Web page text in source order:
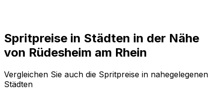
Spritpreise in Städten in der Nähe
von Rüdesheim am Rhein
Vergleichen Sie auch die Spritpreise in nahegelegenen
Städten